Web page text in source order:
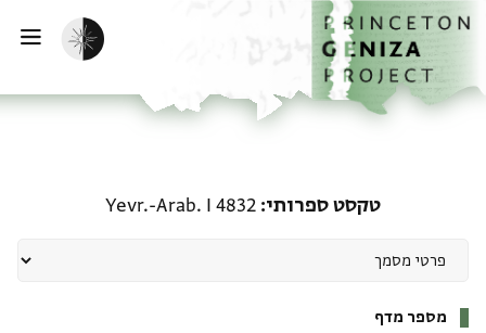
דילוג לתוכן
דף הבית
הפעלת מצב כהה
טקסט ספרותי Yevr.-Arab. I 4832
מספר מדף